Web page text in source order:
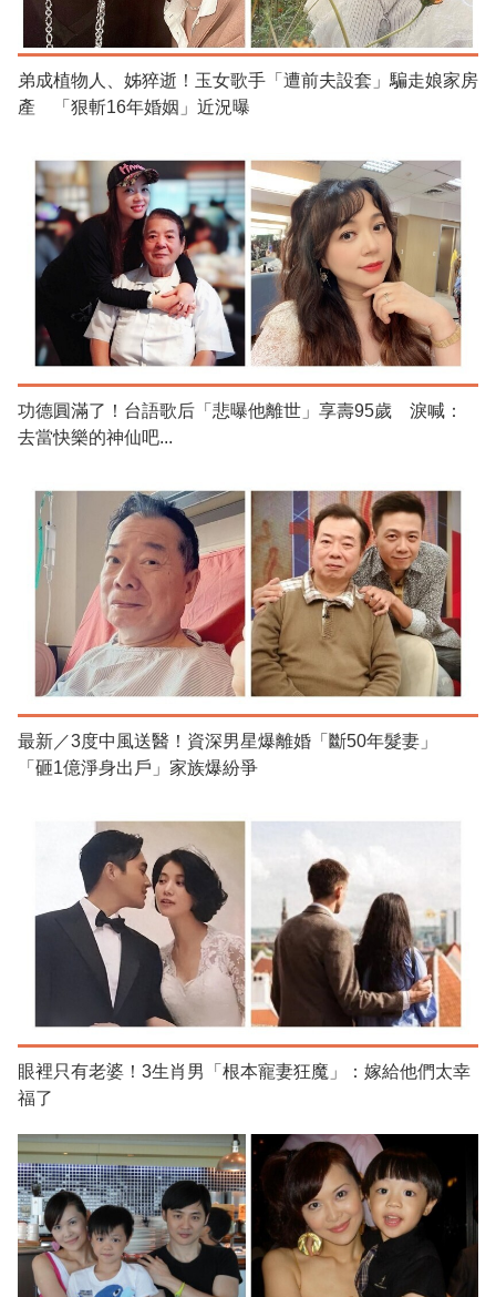
弟成植物人、姊猝逝！玉女歌手「遭前夫設套」騙走娘家房
產 「狠斬16年婚姻」近況曝
功德圓滿了！台語歌后「悲曝他離世」享壽95歲 淚喊：
去當快樂的神仙吧...
最新／3度中風送醫！資深男星爆離婚「斷50年髮妻」
「砸1億淨身出戶」家族爆紛爭
眼裡只有老婆！3生肖男「根本寵妻狂魔」：嫁給他們太幸
福了